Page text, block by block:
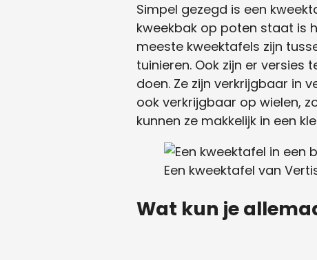
Simpel gezegd is een
kweekbak op poten staat is
meeste kweektafels zijn
tuinieren. Ook zijn er
doen. Ze zijn verkrijgbaar in
ook verkrijgbaar op wielen,
kunnen ze makkelijk in een
Een kweektafel van
Wat kun je